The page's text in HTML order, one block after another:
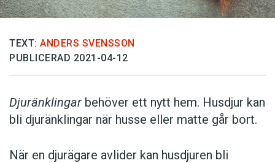
TEXT: ANDERS SVENSSON
PUBLICERAD 2021-04-12
Djuränklingar behöver ett nytt hem. Husdjur kan
bli djuränklingar när husse eller matte går bort.
När en djurägare avlider kan husdjuren bli